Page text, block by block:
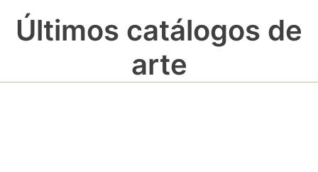
Últimos catálogos de
arte